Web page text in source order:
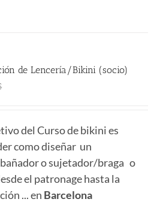
de Lencería/Bikini (socio)
era:
290.00 €.
es:
161.50 €.
del Curso de bikini es
como diseñar un
o sujetador/braga o
el patronage hasta la
... en Barcelona